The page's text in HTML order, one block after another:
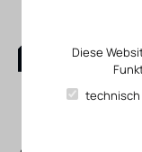
Diese
technisch